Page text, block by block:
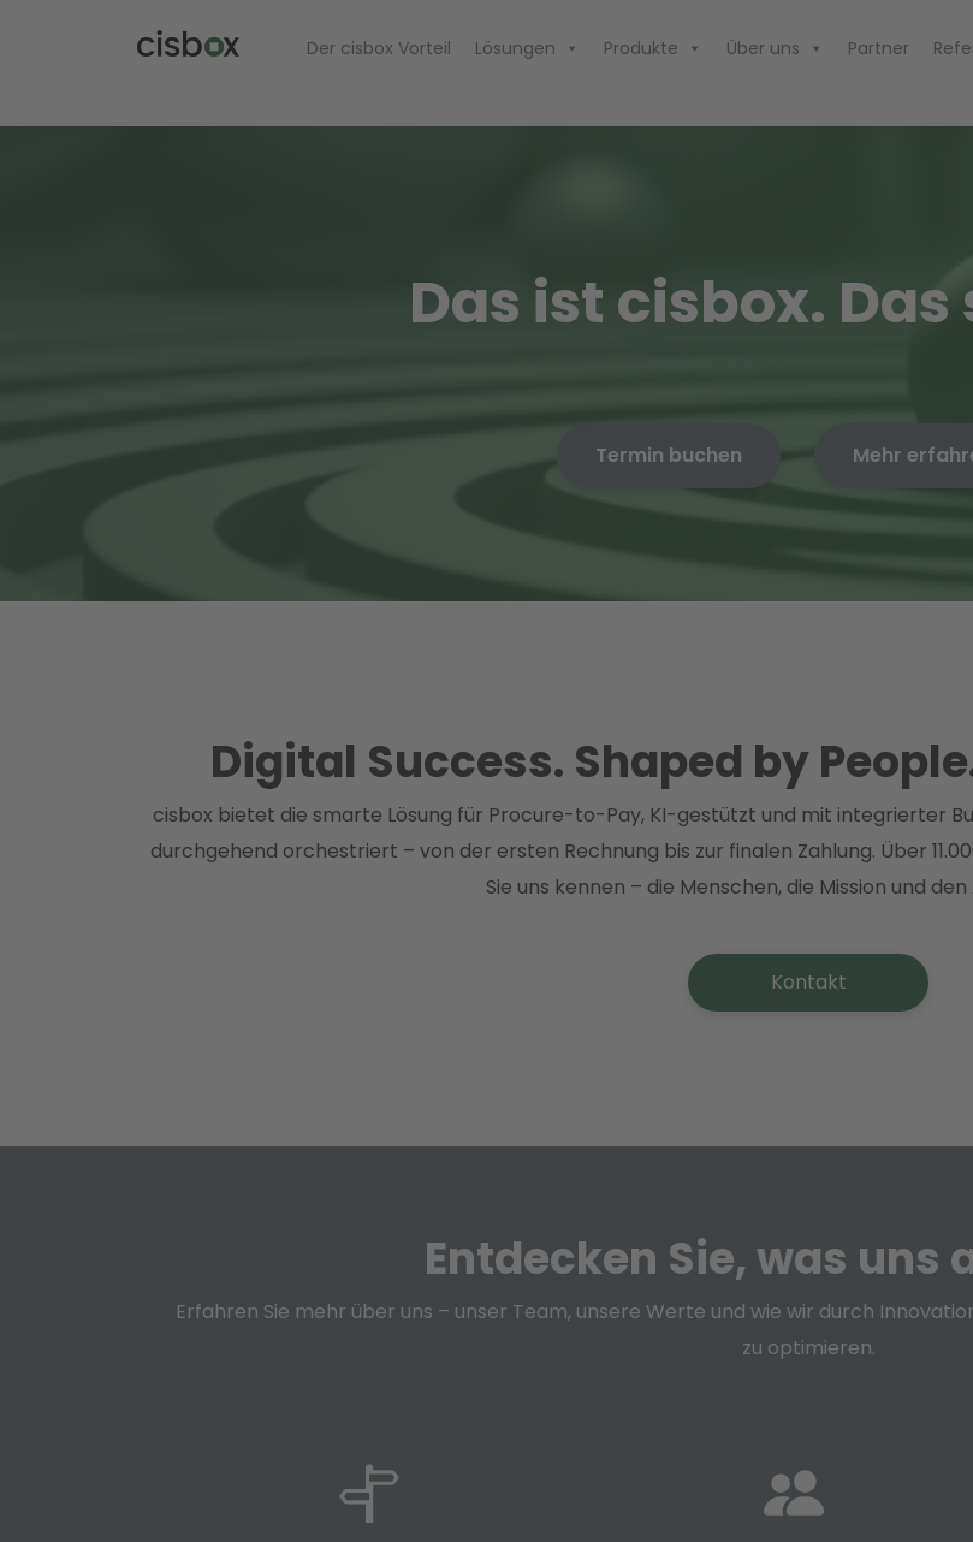
Der cisbox Vorteil Lösungen Produkte Über uns Partner
Das ist cisbox.
Termin buchen Mehr
Digital Success. Shaped by
cisbox bietet die smarte Lösung für Procure-to-Pay, KI-gestützt und mit integrierter
durchgehend orchestriert – von der ersten Rechnung bis zur finalen Zahlung. Über
Sie uns kennen – die Menschen, die Mission und
Kontakt
Entdecken Sie, was uns
Erfahren Sie mehr über uns – unser Team, unsere Werte und wie wir durch
zu optimieren.